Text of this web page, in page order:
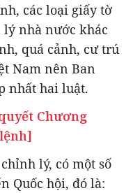
các loại giấy tờ
nhà nước khác
quá cảnh, cư trú
Nam nên Ban
nhất hai luật.
Chương
lý, có một số
Quốc hội, đó là: